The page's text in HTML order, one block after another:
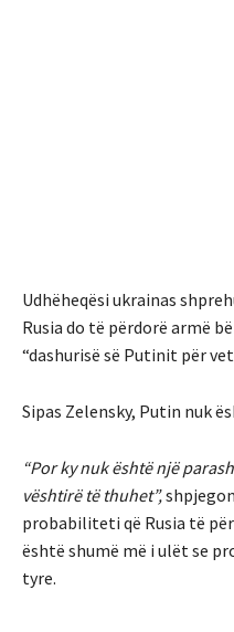
Udhëheqësi ukrainas
Rusia do të përdorë armë
“dashurisë së Putinit për
Sipas Zelensky, Putin nuk
“Por ky nuk është një
vështirë të thuhet”,
probabiliteti që Rusia të
është shumë më i ulët se
tyre.